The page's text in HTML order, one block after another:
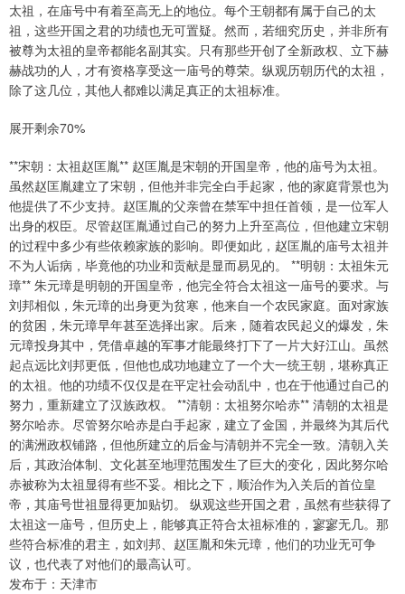
太祖，在庙号中有着至高无上的地位。每个王朝都有属于自己的太
祖，这些开国之君的功绩也无可置疑。然而，若细究历史，并非所有
被尊为太祖的皇帝都能名副其实。只有那些开创了全新政权、立下赫
赫战功的人，才有资格享受这一庙号的尊荣。纵观历朝历代的太祖，
除了这几位，其他人都难以满足真正的太祖标准。
展开剩余70%
**宋朝：太祖赵匡胤** 赵匡胤是宋朝的开国皇帝，他的庙号为太祖。
虽然赵匡胤建立了宋朝，但他并非完全白手起家，他的家庭背景也为
他提供了不少支持。赵匡胤的父亲曾在禁军中担任首领，是一位军人
出身的权臣。尽管赵匡胤通过自己的努力上升至高位，但他建立宋朝
的过程中多少有些依赖家族的影响。即便如此，赵匡胤的庙号太祖并
不为人诟病，毕竟他的功业和贡献是显而易见的。 **明朝：太祖朱元
璋** 朱元璋是明朝的开国皇帝，他完全符合太祖这一庙号的要求。与
刘邦相似，朱元璋的出身更为贫寒，他来自一个农民家庭。面对家族
的贫困，朱元璋早年甚至选择出家。后来，随着农民起义的爆发，朱
元璋投身其中，凭借卓越的军事才能最终打下了一片大好江山。虽然
起点远比刘邦更低，但他也成功地建立了一个大一统王朝，堪称真正
的太祖。他的功绩不仅仅是在平定社会动乱中，也在于他通过自己的
努力，重新建立了汉族政权。 **清朝：太祖努尔哈赤** 清朝的太祖是
努尔哈赤。尽管努尔哈赤是白手起家，建立了金国，并最终为其后代
的满洲政权铺路，但他所建立的后金与清朝并不完全一致。清朝入关
后，其政治体制、文化甚至地理范围发生了巨大的变化，因此努尔哈
赤被称为太祖显得有些不妥。相比之下，顺治作为入关后的首位皇
帝，其庙号世祖显得更加贴切。 纵观这些开国之君，虽然有些获得了
太祖这一庙号，但历史上，能够真正符合太祖标准的，寥寥无几。那
些符合标准的君主，如刘邦、赵匡胤和朱元璋，他们的功业无可争
议，也代表了对他们的最高认可。
发布于：天津市